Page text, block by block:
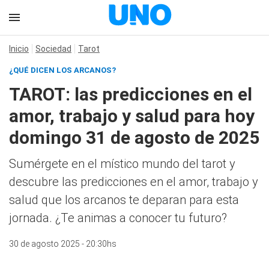
Inicio Sociedad Tarot
¿QUÉ DICEN LOS ARCANOS?
TAROT: las predicciones en el
amor, trabajo y salud para hoy
domingo 31 de agosto de 2025
Sumérgete en el místico mundo del tarot y
descubre las predicciones en el amor, trabajo y
salud que los arcanos te deparan para esta
jornada. ¿Te animas a conocer tu futuro?
30 de agosto 2025 - 20:30hs